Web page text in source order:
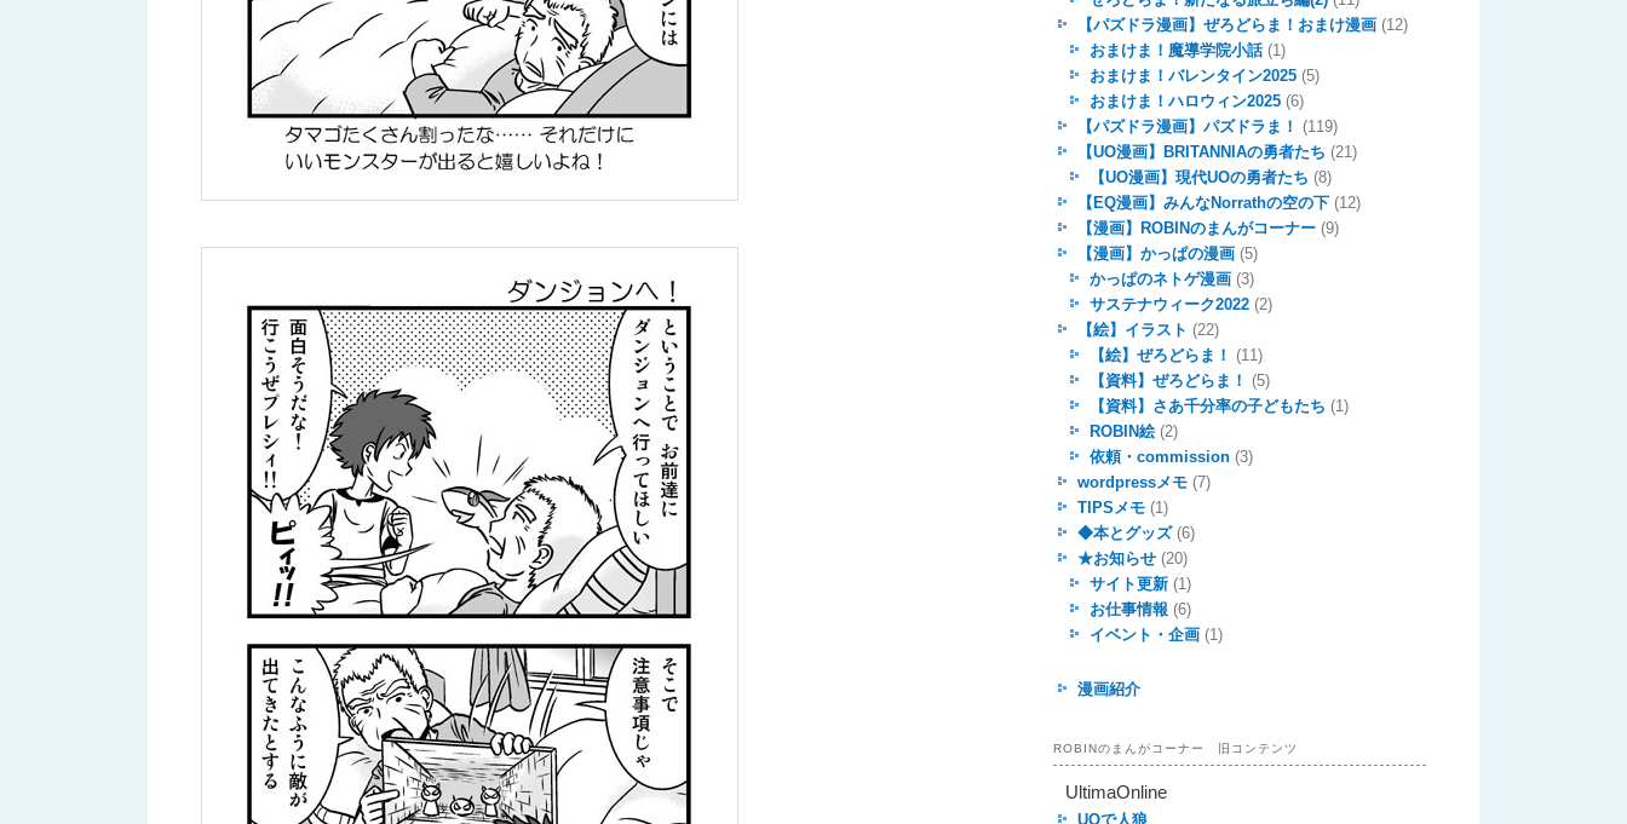
【パズドラ漫画】ぜろどらま！おまけ漫画 (12)
おまけま！魔導学院小話(1)
おまけま！バレンタイン2025 (5)
おまけま！ハロウィン2025 (6)
【パズドラ漫画】パズドラま！
(119)
【UO漫画】BRITANNIAの勇者たち (21)
【UO漫画】現代UOの勇者たち (8)
【EQ漫画】みんなNorrathの空の下 (12)
【漫画】ROBINのまんがコーナー (9)
【漫画】かっぱの漫画 (5)
かっぱのネトゲ漫画 (3)
サステナウィーク2022 (2)
【絵】イラスト (22)
【絵】ぜろどらま！
(11)
【資料】ぜろどらま！
(5)
【資料】さあ千分率の子どもたち (1)
ROBIN絵 (2)
依頼・commission (3)
wordpressメモ (7)
TIPSメモ (1)
◆本とグッズ(6)
★お知らせ (20)
サイト更新 (1)
お仕事情報 (6)
イベント・企画 (1)
漫画紹介
ROBINのまんがコーナー 旧コンテンツ
UltimaOnline
UOで人狼